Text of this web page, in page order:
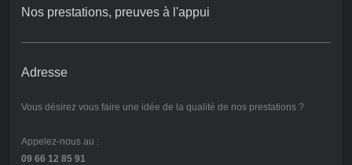
Nos prestations, preuves à l'appui
Adresse
Vous désirez vous faire une idée de la qualité de nos prestations ?
Appelez-nous au :
09 66 12 85 91